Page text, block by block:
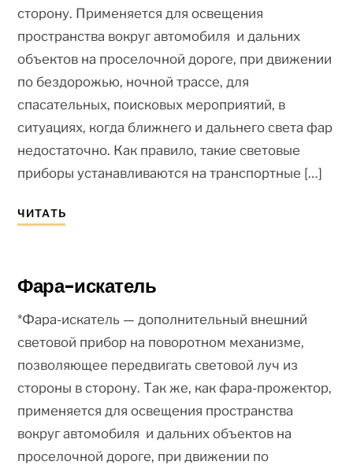
сторону. Применяется для освещения
пространства вокруг автомобиля и дальних
объектов на проселочной дороге, при движении
по бездорожью, ночной трассе, для
спасательных, поисковых мероприятий, в
ситуациях, когда ближнего и дальнего света фар
недостаточно. Как правило, такие световые
приборы устанавливаются на транспортные […]
ЧИТАТЬ
Фара-искатель
*Фара-искатель — дополнительный внешний
световой прибор на поворотном механизме,
позволяющее передвигать световой луч из
стороны в сторону. Так же, как фара-прожектор,
применяется для освещения пространства
вокруг автомобиля и дальних объектов на
проселочной дороге, при движении по